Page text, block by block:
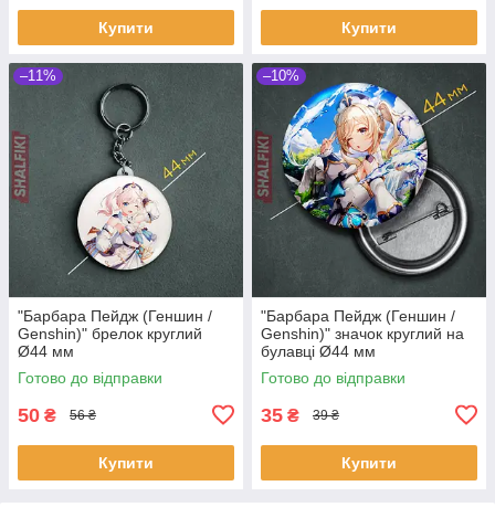
Купити Купити
–11%
"Барбара Пейдж (Геншин /
Genshin)" брелок круглий
Ø44 мм
Готово до відправки
50 ₴ 56 ₴
Купити
–10%
"Барбара Пейдж (Геншин /
Genshin)" значок круглий на
булавці Ø44 мм
Готово до відправки
35 ₴ 39 ₴
Купити